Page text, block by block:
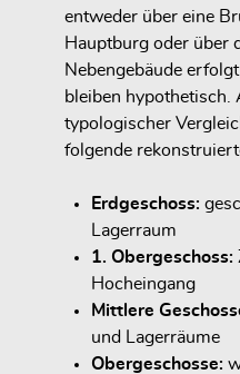
entweder über eine
Hauptburg oder über
Nebengebäude
bleiben hypothetisch.
typologischer
folgende
Erdgeschoss:
Lagerraum
1. Obergeschoss:
Hocheingang
Mittlere
und Lagerräume
Obergeschosse: